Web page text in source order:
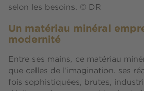
selon les besoins. © DR
Un matériau minéral
modernité
Entre ses mains, ce matériau
que celles de l’imagination. ses
fois sophistiquées, brutes,